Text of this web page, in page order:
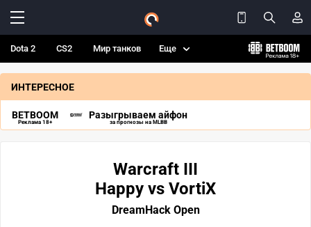
Dota 2 CS2 Мир танков Еще
ИНТЕРЕСНОЕ
BETBOOM
Реклама 18+
Разыгрываем айфон
за прогнозы на MLBB
Warcraft III
Happy vs VortiX
DreamHack Open